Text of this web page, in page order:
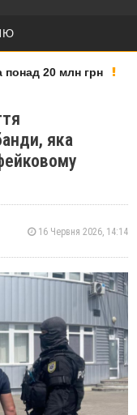
20 млн грн
яка
16 Червня 2026, 14:14